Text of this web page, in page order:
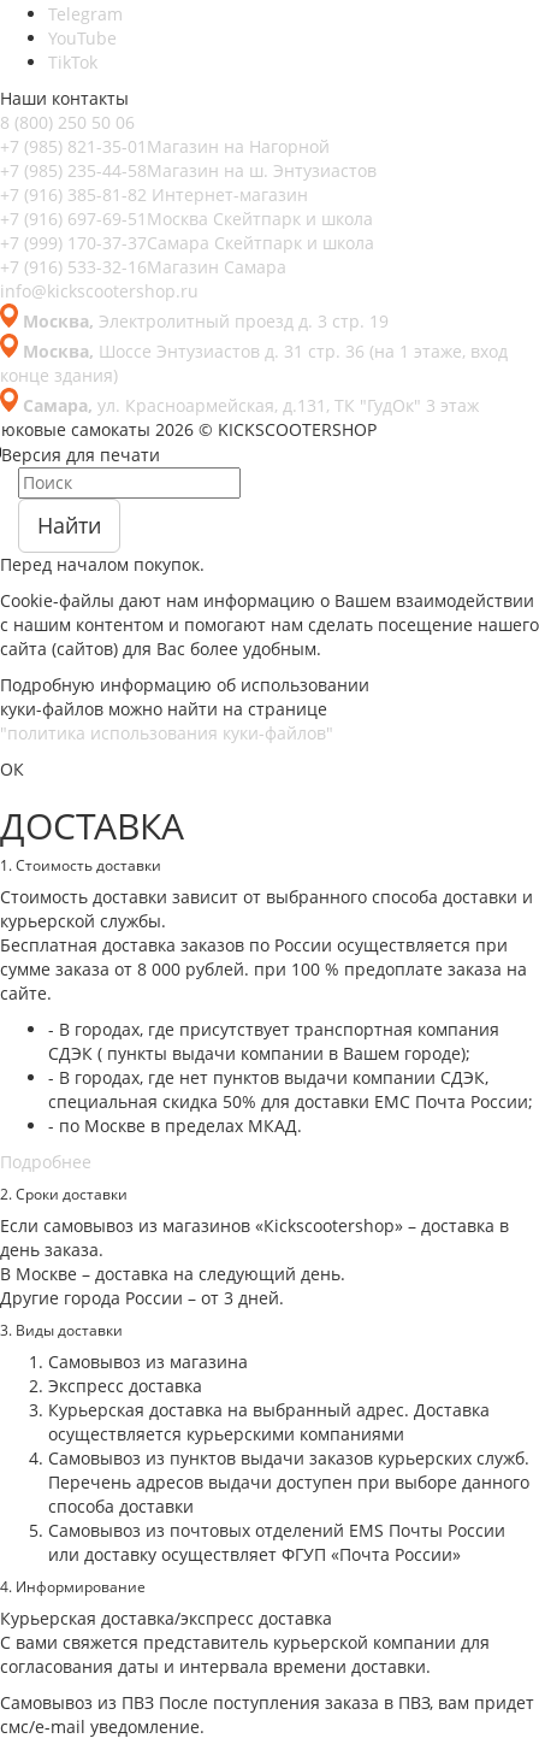
Telegram
YouTube
TikTok
Наши контакты
8 (800) 250 50 06
+7 (985) 821-35-01 Магазин на Нагорной
+7 (985) 235-44-58Магазин на ш. Энтузиастов
+7 (916) 385-81-82 Интернет-магазин
+7 (916) 697-69-51 Москва Скейтпарк и школа
+7 (999) 170-37-37Самара Скейтпарк и школа
+7 (916) 533-32-16Магазин Самара
info@kickscootershop.ru
Москва, Электролитный проезд д. 3 стр. 19
Москва, Шоссе Энтузиастов д. 31 стр. 36 (на 1 этаже, вход
конце здания)
Самара, ул. Красноармейская, д.131, ТК "ГудОк" 3 этаж
самокаты 2026 © KICKSCOOTERSHOP
Версия для печати
Найти
Перед началом покупок.
Cookie-файлы дают нам информацию о Вашем взаимодействии
с нашим контентом и помогают нам сделать посещение нашего
сайта (сайтов) для Вас более удобным.
Подробную информацию об использовании
куки-файлов можно найти на странице
"политика использования куки-файлов"
ОК
ДОСТАВКА
1. Стоимость доставки
Стоимость доставки зависит от выбранного способа доставки и
курьерской службы.
Бесплатная доставка заказов по России осуществляется при
сумме заказа от 8 000 рублей. при 100 % предоплате заказа на
сайте.
- В городах, где присутствует транспортная компания
СДЭК ( пункты выдачи компании в Вашем городе);
- В городах, где нет пунктов выдачи компании СДЭК,
специальная скидка 50% для доставки ЕМС Почта России;
- по Москве в пределах МКАД.
Подробнее
2. Cроки доставки
Если самовывоз из магазинов «Кickscootershop» – доставка в
день заказа.
В Москве – доставка на следующий день.
Другие города России – от 3 дней.
3. Виды доставки
Самовывоз из магазина
Экспресс доставка
Курьерская доставка на выбранный адрес. Доставка
осуществляется курьерскими компаниями
Самовывоз из пунктов выдачи заказов курьерских служб.
Перечень адресов выдачи доступен при выборе данного
способа доставки
Самовывоз из почтовых отделений EMS Почты России
или доставку осуществляет ФГУП «Почта России»
4. Информирование
Курьерская доставка/экспресс доставка
С вами свяжется представитель курьерской компании для
согласования даты и интервала времени доставки.
Самовывоз из ПВЗ После поступления заказа в ПВЗ, вам придет
смс/e-mail уведомление.